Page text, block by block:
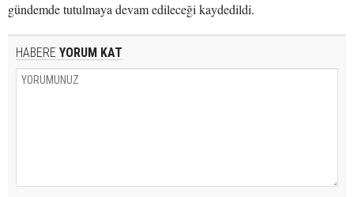
gündemde tutulmaya devam edileceği kaydedildi.
HABERE YORUM KAT